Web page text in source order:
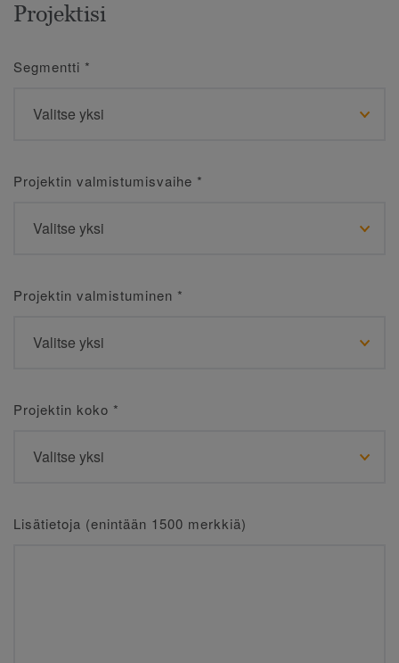
Projektisi
Segmentti *
Projektin valmistumisvaihe *
Projektin valmistuminen *
Projektin koko *
Lisätietoja (enintään 1500 merkkiä)